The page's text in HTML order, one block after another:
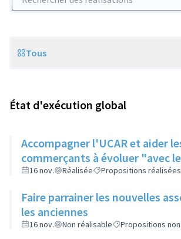
Scope
Tous
État d'exécution global
Accompagner l'UCAR et aider
commerçants à évoluer "avec
16 nov. Réalisée Propositions réalisées
Faire parrainer les nouvelles
les anciennes
16 nov. Non réalisable Propositions